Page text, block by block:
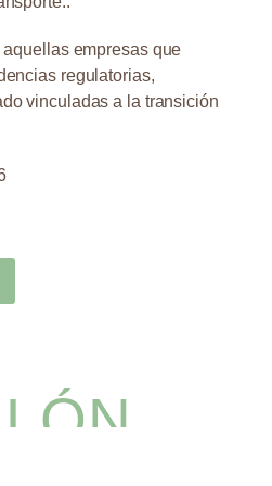
empresas que
regulatorias,
vinculadas a la transición